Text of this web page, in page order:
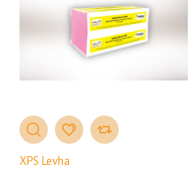
XPS Levha